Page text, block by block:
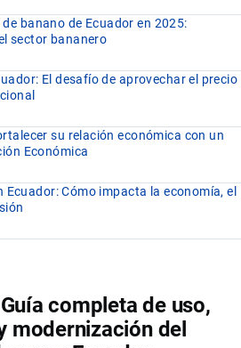
banano de Ecuador en 2025:
sector bananero
El desafío de aprovechar el precio
su relación económica con un
Económica
Cómo impacta la economía, el
completa de uso,
modernización del